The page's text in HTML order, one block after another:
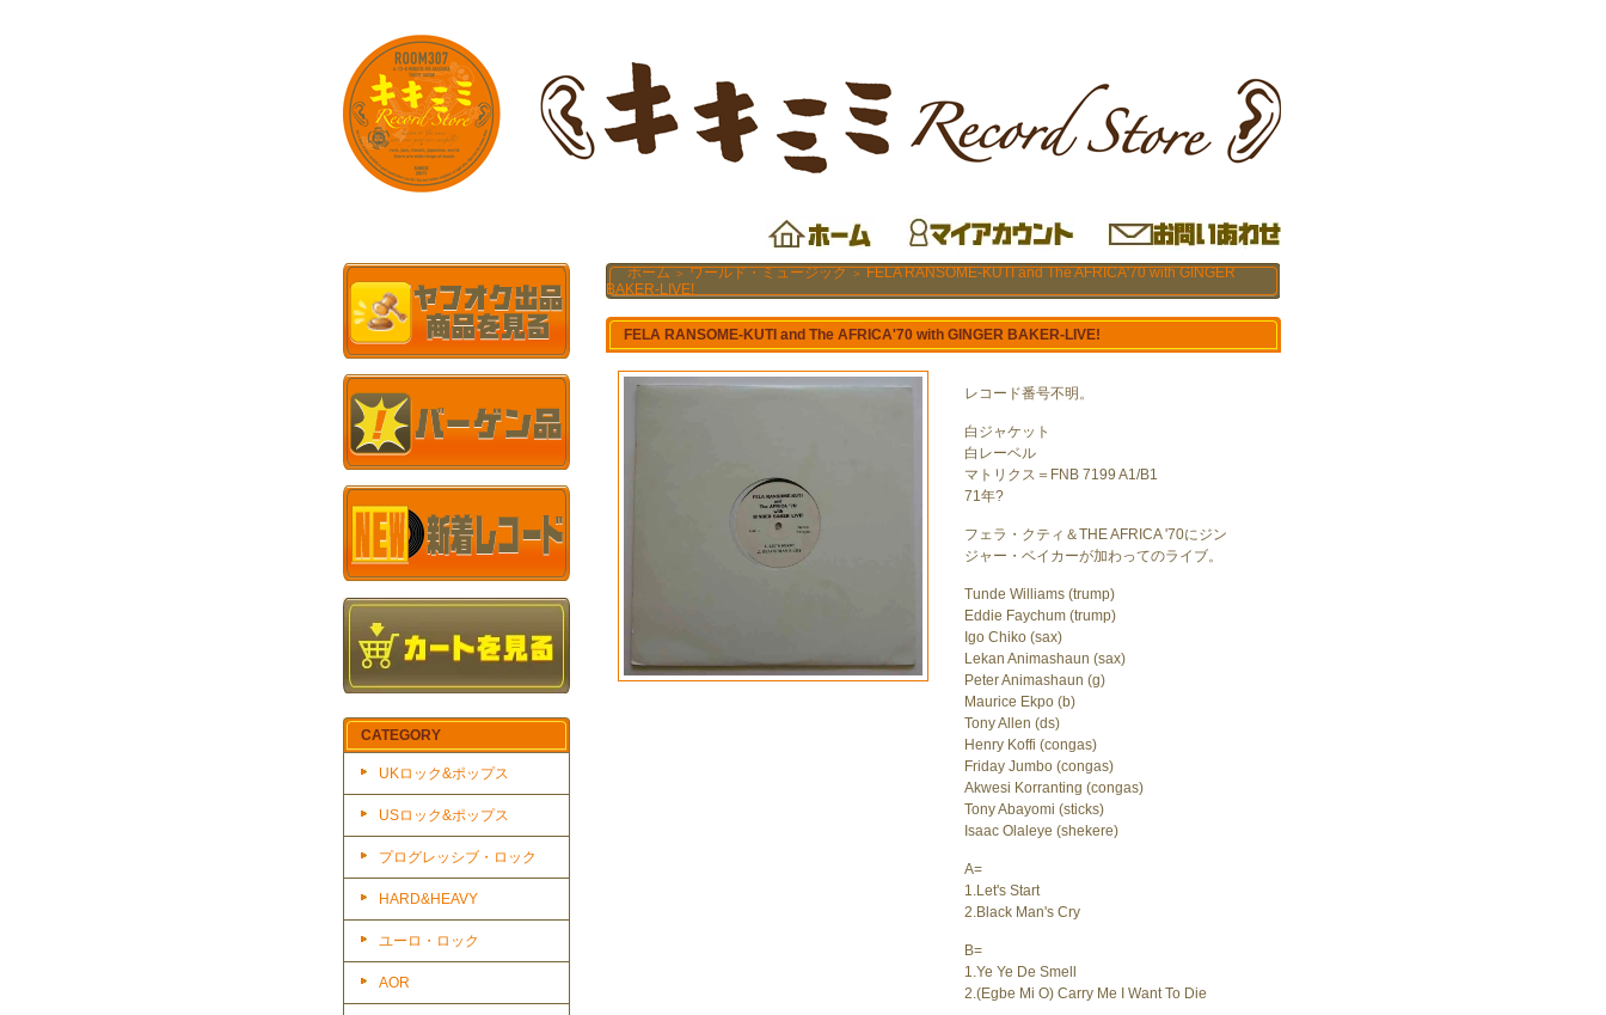
CATEGORY
UKロック&ポップス
USロック&ポップス
プログレッシブ・ロック
HARD&HEAVY
ユーロ・ロック
AOR
ホーム ＞ ワールド・ミュージック ＞ FELA RANSOME-KUTI and The AFRICA'70 with GINGER
BAKER-LIVE!
FELA RANSOME-KUTI and The AFRICA'70 with GINGER BAKER-LIVE!
レコード番号不明。
白ジャケット
白レーベル
マトリクス＝FNB 7199 A1/B1
71年?
フェラ・クティ＆THE AFRICA '70にジン
ジャー・ベイカーが加わってのライブ。
Tunde Williams (trump)
Eddie Faychum (trump)
Igo Chiko (sax)
Lekan Animashaun (sax)
Peter Animashaun (g)
Maurice Ekpo (b)
Tony Allen (ds)
Henry Koffi (congas)
Friday Jumbo (congas)
Akwesi Korranting (congas)
Tony Abayomi (sticks)
Isaac Olaleye (shekere)
A=
1.Let's Start
2.Black Man's Cry
B=
1.Ye Ye De Smell
2.(Egbe Mi O) Carry Me I Want To Die